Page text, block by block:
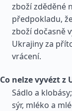
zboží zděděné
předpokladu,
zboží dočasně
Ukrajiny za
vrácení.
Co nelze vyvézt z
Sádlo a klobásy;
sýr, mléko a